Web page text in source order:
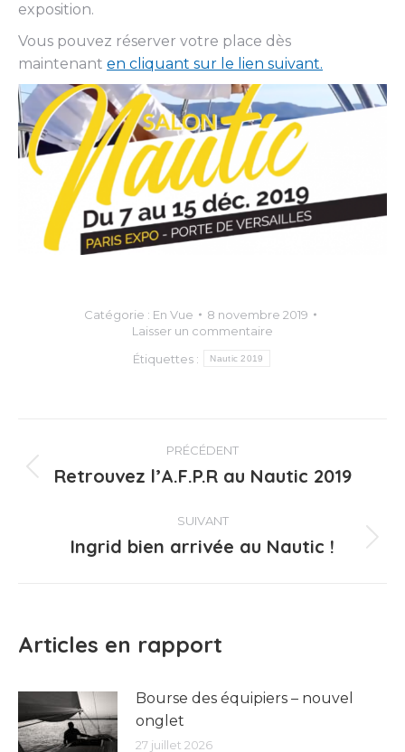
exposition.
Vous pouvez réserver votre place dès
maintenant en cliquant sur le lien suivant.
Catégorie : En Vue
8 novembre 2019
Laisser un commentaire
Étiquettes :
Nautic 2019
Navigation
article
PRÉCÉDENT
Article
:
Retrouvez l’A.F.P.R au Nautic 2019
SUIVANT
Article
Ingrid bien arrivée au Nautic !
Articles en rapport
Bourse des équipiers – nouvel
onglet
27 juillet 2026